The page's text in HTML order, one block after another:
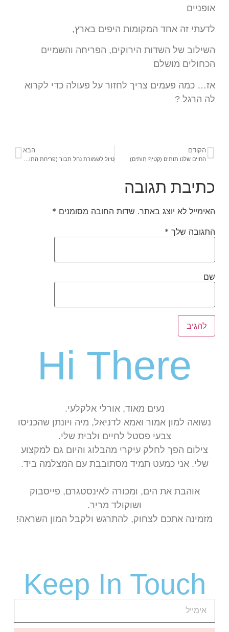
אופניים
לדעתי זה אחד המקומות היפים בארץ,
השילוב של השדות הירוקים, הפריחה והשמיים
הכחולים מושלם
אז… כמה פעמים צריך לחזור על פעולה כדי לקרוא
לה הרגל ?
הקודם
החיים שלנו תותים (קטיף תותים)
הבא
כתיבת תגובה
האימייל לא יוצג באתר. שדות החובה מסומנים *
התגובה שלך *
שם
Hi There
נעים מאוד, אורלי אלקלעי.
נשואה למון אמור ואמא לדניאל, מיה ויונתן שהכניסו
צבעי פסטל לחיים ולבית שלי.
צילום הפך לחלק עיקרי מהבלוג והיום גם למקצוע
שלי. אני כמעט תמיד מסתובבת עם המצלמה ביד.
אוהבת את הים, ומכורה לאינסטגרם, פייסבוק
ושוקולד מריר.
מזמינה אתכם לצחוק, להתרגש ולקבל המון השראה!
Keep In Touch